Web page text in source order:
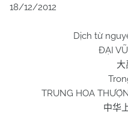
18/12/2012
Dịch từ
ĐẠI
大
TRUNG HOA
中华